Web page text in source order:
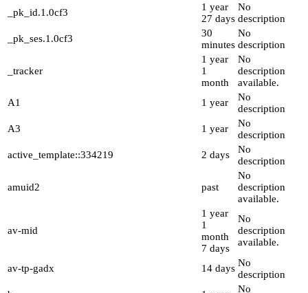
_pk_id.1.0cf3
1 year
27 days
No
description
_pk_ses.1.0cf3
30
minutes
No
description
_tracker
1 year
1
month
No
description
available.
A1
1 year
No
description
A3
1 year
No
description
active_template::334219
2 days
No
description
amuid2 past
No
description
available.
av-mid
1 year
1
month
7 days
No
description
available.
av-tp-gadx 14 days No
description
No